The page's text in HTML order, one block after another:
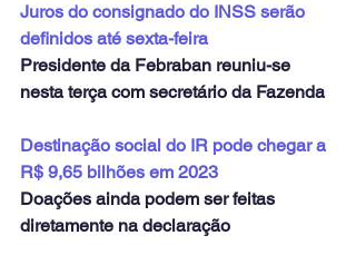
Juros do consignado do INSS serão
definidos até sexta-feira
Presidente da Febraban reuniu-se
nesta terça com secretário da Fazenda
Destinação social do IR pode chegar a
R$ 9,65 bilhões em 2023
Doações ainda podem ser feitas
diretamente na declaração